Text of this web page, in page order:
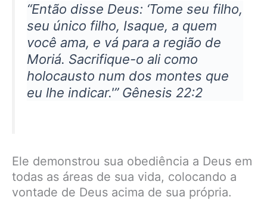
“Então disse Deus: ‘Tome seu filho,
seu único filho, Isaque, a quem
você ama, e vá para a região de
Moriá. Sacrifique-o ali como
holocausto num dos montes que
eu lhe indicar.'” Gênesis 22:2
Ele demonstrou sua obediência a Deus em
todas as áreas de sua vida, colocando a
vontade de Deus acima de sua própria.